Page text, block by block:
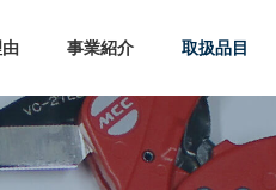
事業紹介 取扱品目